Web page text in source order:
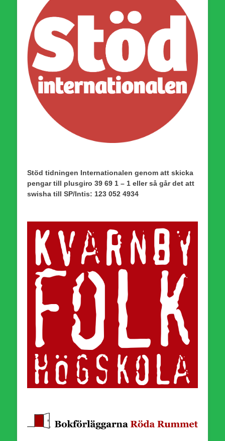
Stöd tidningen Internationalen genom att skicka
pengar till plusgiro 39 69 1 – 1 eller så går det att
swisha till SP/Intis: 123 052 4934